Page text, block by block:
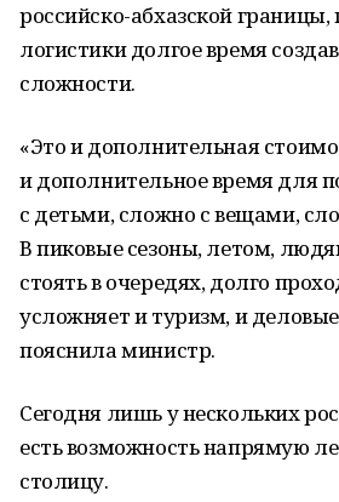
российско-абхазской
логистики долгое время
сложности.
«Это и дополнительная
и дополнительное время для
с детьми, сложно с вещами,
В пиковые сезоны, летом,
стоять в очередях, долго
усложняет и туризм, и
пояснила министр.
Сегодня лишь у нескольких
есть возможность напрямую
столицу.